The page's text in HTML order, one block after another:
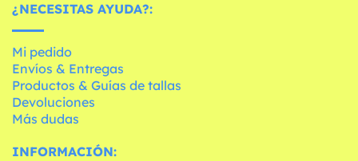
¿NECESITAS AYUDA?:
Mi pedido
Envíos & Entregas
Productos & Guías de tallas
Devoluciones
Más dudas
INFORMACIÓN: